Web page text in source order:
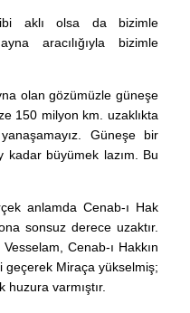
aklı olsa da bizimle
aracılığıyla bizimle
olan gözümüzle güneşe
150 milyon km. uzaklıkta
Güneşe bir
kadar büyümek lazım. Bu
anlamda Cenab-ı Hak
sonsuz derece uzaktır.
Cenab-ı Hakkın
geçerek Miraça yükselmiş;
varmıştır.